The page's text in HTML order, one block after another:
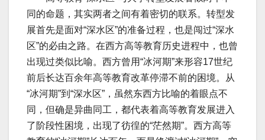
同的命题，其实两者之间有着密切的联系。转型发
展首先是面对“深水区”的准备过程，也是闯过“深水
区”的必由之路。在西方高等教育历史进程中，也曾
出现过类似比喻。西方曾用“冰河期”来形容17世纪
前后长达百余年高等教育改革停滞不前的困境。从
“冰河期”到“深水区”，虽然东西方比喻的着眼点不
同，但确是异曲同工，都代表着高等教育发展进入
了阶段性困境，出现了彷徨的“茫然期”。西方高等